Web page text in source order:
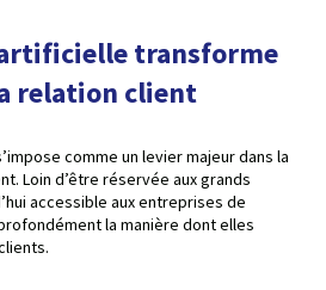
transforme
relation client
comme un levier majeur dans la
Loin d’être réservée aux grands
accessible aux entreprises de
la manière dont elles